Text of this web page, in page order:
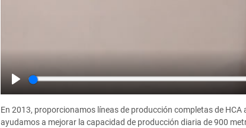
En 2013, proporcionamos líneas de producción completas de
ayudamos a mejorar la capacidad de producción diaria de 900